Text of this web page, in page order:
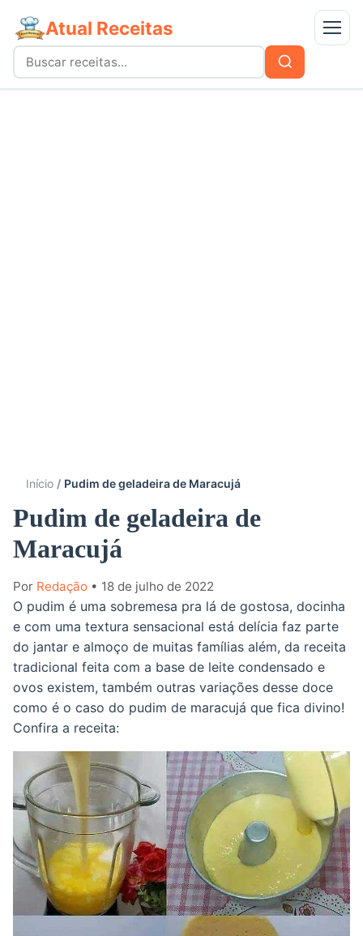
Atual Receitas Menu
Buscar
por:
Buscar
Início Pudim de geladeira de Maracujá
Pudim de geladeira de
Maracujá
Por Redação • 18 de julho de 2022
O pudim é uma sobremesa pra lá de gostosa, docinha
e com uma textura sensacional está delícia faz parte
do jantar e almoço de muitas famílias além, da receita
tradicional feita com a base de leite condensado e
ovos existem, também outras variações desse doce
como é o caso do pudim de maracujá que fica divino!
Confira a receita: